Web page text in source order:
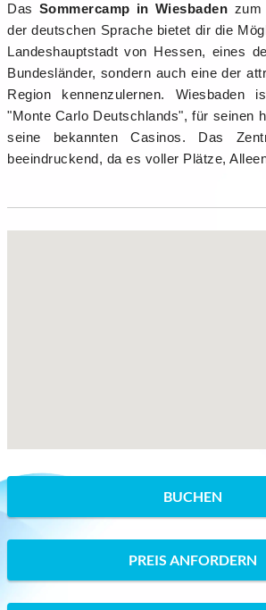
Das Sommercamp in Wiesbaden zum
der deutschen Sprache bietet dir die
Landeshauptstadt von Hessen, eines
Bundesländer, sondern auch eine der
Region kennenzulernen. Wiesbaden
"Monte Carlo Deutschlands", für seinen
seine bekannten Casinos. Das
beeindruckend, da es voller Plätze,
BUCHEN
PREIS ANFORDERN